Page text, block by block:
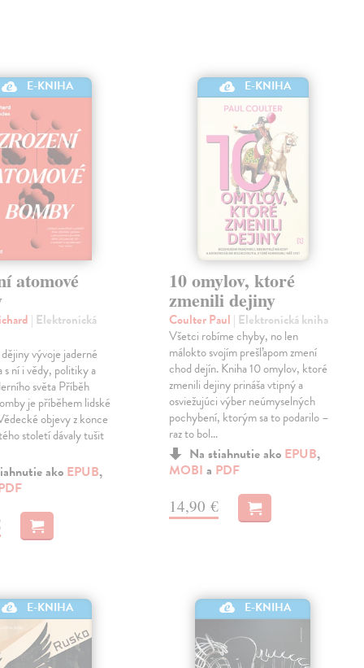
E-KNIHA
atomové
| Elektronická
vývoje jaderné
ní i vědy, politiky a
světa Příběh
je příběhem lidské
objevy z konce
století dávaly tušit
ako EPUB,
E-KNIHA
10 omylov, ktoré
zmenili dejiny
Coulter Paul | Elektronická kniha
Všetci robíme chyby, no len
málokto svojím prešľapom zmení
chod dejín. Kniha 10 omylov, ktoré
zmenili dejiny prináša vtipný a
osviežujúci výber neúmyselných
pochybení, ktorým sa to podarilo –
raz to bol…
Na stiahnutie ako EPUB,
MOBI a PDF
14,90 €
E-KNIHA E-KNIHA